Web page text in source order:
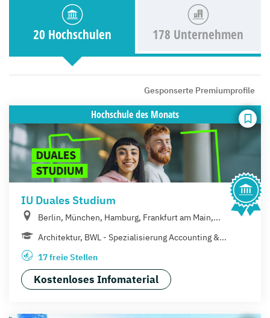
20 Hochschulen 178 Unternehmen
Gesponserte Premiumprofile
Hochschuledes Monats
IU Duales Studium
Berlin, München, Hamburg, Frankfurt am Main,...
Architektur, BWL - Spezialisierung Accounting &...
17 freie Stellen
Kostenloses Infomaterial